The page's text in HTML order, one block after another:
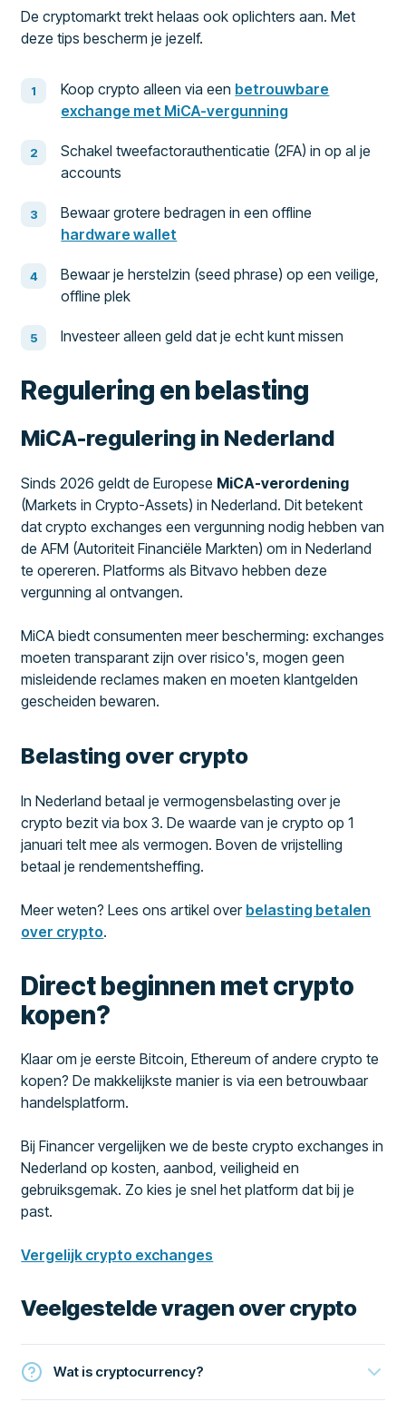
De cryptomarkt trekt helaas ook oplichters aan. Met
deze tips bescherm je jezelf.
Koop crypto alleen via een betrouwbare
exchange met MiCA-vergunning
Schakel tweefactorauthenticatie (2FA) in op al je
accounts
Bewaar grotere bedragen in een offline
hardware wallet
Bewaar je herstelzin (seed phrase) op een veilige,
offline plek
Investeer alleen geld dat je echt kunt missen
Regulering en belasting
MiCA-regulering in Nederland
Sinds 2026 geldt de Europese MiCA-verordening
(Markets in Crypto-Assets) in Nederland. Dit betekent
dat crypto exchanges een vergunning nodig hebben van
de AFM (Autoriteit Financiële Markten) om in Nederland
te opereren. Platforms als Bitvavo hebben deze
vergunning al ontvangen.
MiCA biedt consumenten meer bescherming: exchanges
moeten transparant zijn over risico's, mogen geen
misleidende reclames maken en moeten klantgelden
gescheiden bewaren.
Belasting over crypto
In Nederland betaal je vermogensbelasting over je
crypto bezit via box 3. De waarde van je crypto op 1
januari telt mee als vermogen. Boven de vrijstelling
betaal je rendementsheffing.
Meer weten? Lees ons artikel over belasting betalen
over crypto.
Direct beginnen met crypto
kopen?
Klaar om je eerste Bitcoin, Ethereum of andere crypto te
kopen? De makkelijkste manier is via een betrouwbaar
handelsplatform.
Bij Financer vergelijken we de beste crypto exchanges in
Nederland op kosten, aanbod, veiligheid en
gebruiksgemak. Zo kies je snel het platform dat bij je
past.
Vergelijk crypto exchanges
Veelgestelde vragen over crypto
Wat is cryptocurrency?